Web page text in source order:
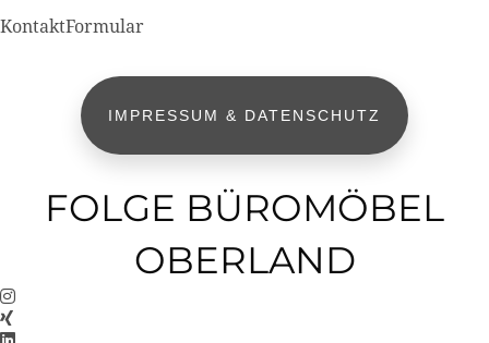
KontaktFormular
IMPRESSUM & DATENSCHUTZ
FOLGE BÜROMÖBEL
OBERLAND